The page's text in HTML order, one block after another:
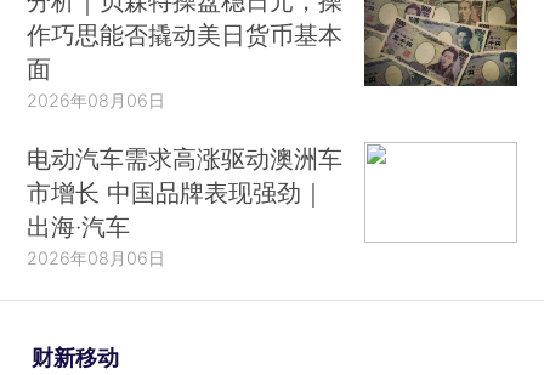
作巧思能否撬动美日货币基本
面
2026年08月06日
电动汽车需求高涨驱动澳洲车
市增长 中国品牌表现强劲｜
出海·汽车
2026年08月06日
财新移动